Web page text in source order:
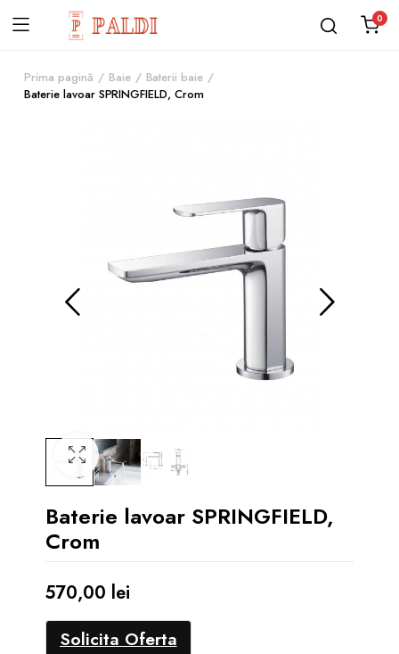
0
Prima pagină Baie
Baterii baie
Baterie lavoar SPRINGFIELD, Crom
Baterie lavoar SPRINGFIELD,
Crom
570,00 lei
Solicita Oferta